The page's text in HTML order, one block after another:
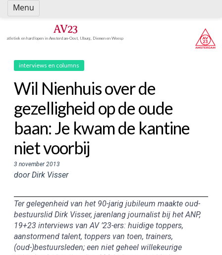
Spring
naar
AV23
atletiek en hardlopen in Amsterdam-Oost, IJburg, Diemen en Weesp
interviews en columns
Wil Nienhuis over de
gezelligheid op de oude
baan: Je kwam de kantine
niet voorbij
3 november 2013
door Dirk Visser
Ter gelegenheid van het 90-jarig jubileum maakte oud-
bestuurslid Dirk Visser, jarenlang journalist bij het ANP,
19+23 interviews van AV ’23-ers: huidige toppers,
aanstormend talent, toppers van toen, trainers,
(oud-)bestuursleden; een niet geheel willekeurige
Menu